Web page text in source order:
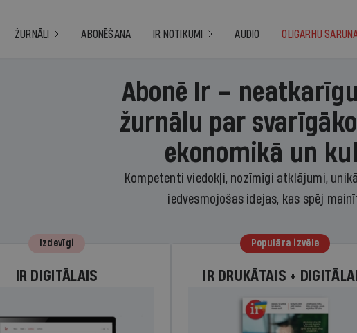
ŽURNĀLI ABONĒŠANA IR NOTIKUMI AUDIO OLIGARHU
Abonē Ir –
žurnālu par
ekonomikā un
Kompetenti viedokļi, nozīmīgi atklājumi,
iedvesmojošas idejas, kas spēj
Izdevīgi
IR DIGITĀLAIS
Populāra izvēle
IR DRUKĀTAIS +